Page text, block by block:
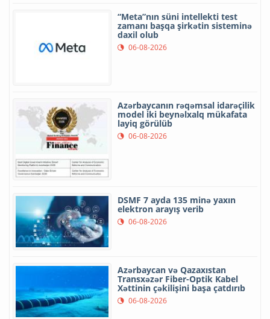
“Meta”nın süni intellekti test
zamanı başqa şirkətin sisteminə
daxil olub
06-08-2026
Azərbaycanın rəqəmsal idarəçilik
model iki beynəlxalq mükafata
layiq görülüb
06-08-2026
DSMF 7 ayda 135 minə yaxın
elektron arayış verib
06-08-2026
Azərbaycan və Qazaxıstan
Transxəzər Fiber-Optik Kabel
Xəttinin çəkilişini başa çatdırıb
06-08-2026